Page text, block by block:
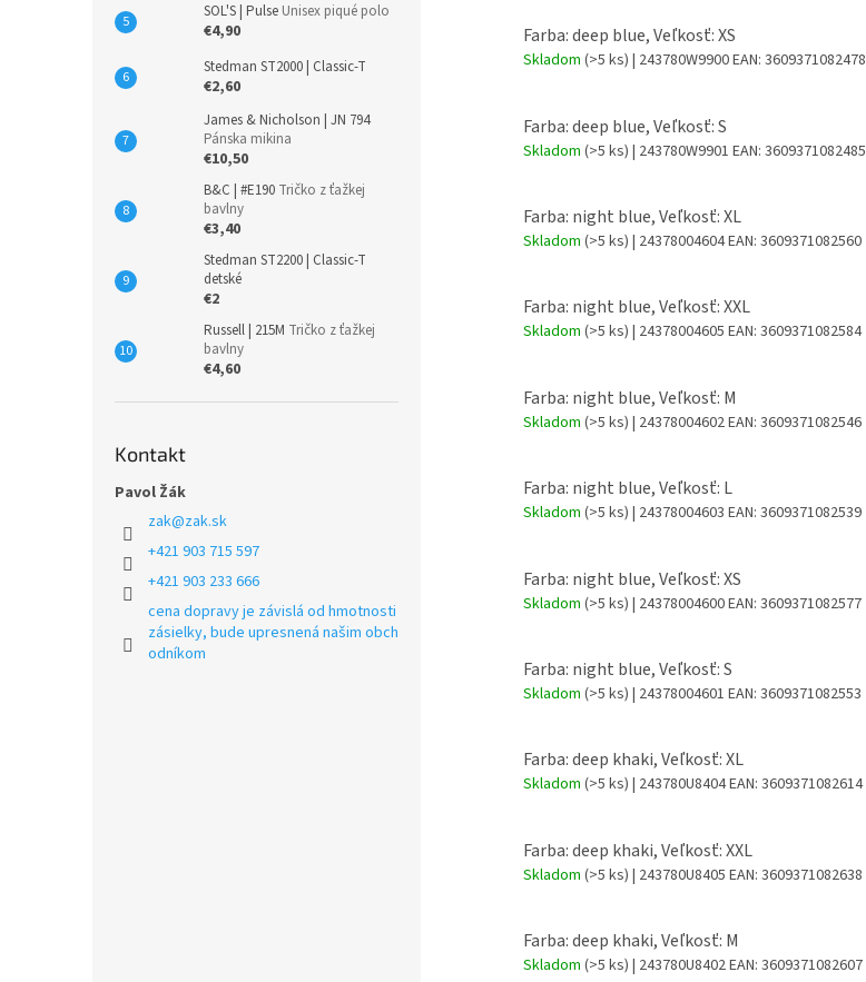
SOL'S | Pulse Unisex piqué polo
€4,90
Stedman ST2000 | Classic-T
€2,60
James & Nicholson | JN 794
Pánska mikina
€10,50
B&C | #E190 Tričko z ťažkej
bavlny
€3,40
Stedman ST2200 | Classic-T
detské
€2
Russell | 215M Tričko z ťažkej
bavlny
€4,60
Kontakt
Pavol Žák
zak@zak.sk
+421 903 715 597
+421 903 233 666
cena dopravy je závislá od hmotnosti
zásielky, bude upresnená našim obch
odníkom
Farba: deep blue, Veľkosť: XS
Skladom (>5 ks) | 243780W9900EAN: 3609371082478
Farba: deep blue, Veľkosť: S
Skladom (>5 ks) | 243780W9901 EAN: 3609371082485
Farba: night blue, Veľkosť: XL
Skladom (>5 ks) | 24378004604EAN: 3609371082560
Farba: night blue, Veľkosť: XXL
Skladom (>5 ks) | 24378004605 EAN: 3609371082584
Farba: night blue, Veľkosť: M
Skladom (>5 ks) | 24378004602EAN: 3609371082546
Farba: night blue, Veľkosť: L
Skladom (>5 ks) | 24378004603 EAN: 3609371082539
Farba: night blue, Veľkosť: XS
Skladom (>5 ks) | 24378004600EAN: 3609371082577
Farba: night blue, Veľkosť: S
Skladom (>5 ks) | 24378004601 EAN: 3609371082553
Farba: deep khaki, Veľkosť: XL
Skladom (>5 ks) | 243780U8404EAN: 3609371082614
Farba: deep khaki, Veľkosť: XXL
Skladom (>5 ks) | 243780U8405 EAN: 3609371082638
Farba: deep khaki, Veľkosť: M
Skladom (>5 ks) | 243780U8402EAN: 3609371082607